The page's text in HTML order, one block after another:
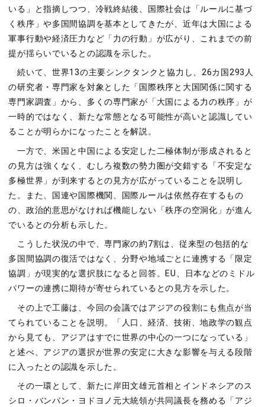
いる」と指摘しつつ、冷戦終結後、国際社会は「ルールに基づ
く秩序」や多国間協調を基本としてきたが、近年は大国による
軍事行動や経済圧力など「力の行動」が広がり、これまでの前
提が揺らいでいるとの認識を示した。
続いて、世界13の主要シンクタンクと協力し、 26カ国293 人
の研究者・専門家を対象とした「国際秩序と大国関係に関する
専門家調査」から、多くの専門家が「大国による力の秩序」が
一時的ではなく、新たな常態となる可能性が高いと認識してい
ることが明らかになったことを解説。
一方で、米国と中国による安定した二極体制が形成されると
の見方は強くなく、むしろ複数の勢力圏が交錯する「不安定な
多極世界」が到来するとの見方が広がっていることを説明し
た。また、国連や国際機関、国際ルールは依然存在するもの
の、政治的意思がなければ機能しない「秩序の空洞化」が進ん
でいるとの分析も示した。
こうした状況の中で、専門家の約7割は、従来型の包括的な
多国間協調の復活ではなく、分野や地域ごとに連携する「限定
協調」が現実的な選択肢になると回答。 EU、日本などのミドル
パワーの連携に期待が寄せられているとの見方を示した。
その上で工藤は、今回の会議ではアジアの役割にも焦点が当
てられていることを説明。「人口、経済、技術、地政学の観点
から見ても、アジアはすでに世界の中心の一つになっている」
と述べ、アジアの選択が世界の安定に大きな影響を与える段階
に入ったとの認識を示した。
その一環として、新たに岸田文雄元首相とインドネシアのス
シロ・バンバン・ヨドヨノ元大統領が共同議長を務める「アジ